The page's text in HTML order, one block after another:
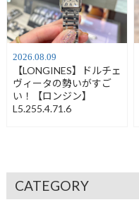
2026.08.09
【LONGINES】ドルチェ
ヴィータの勢いがすご
い！【ロンジン】
L5.255.4.71.6
CATEGORY